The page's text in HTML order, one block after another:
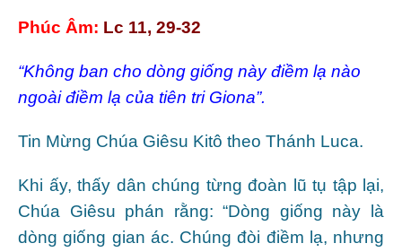
Phúc Âm: Lc 11, 29-32
“Không ban cho dòng giống này điềm lạ nào
ngoài điềm lạ của tiên tri Giona”.
Tin Mừng Chúa Giêsu Kitô theo Thánh Luca.
Khi ấy, thấy dân chúng từng đoàn lũ tụ tập lại,
Chúa Giêsu phán rằng: “Dòng giống này là
dòng giống gian ác. Chúng đòi điềm lạ, nhưng